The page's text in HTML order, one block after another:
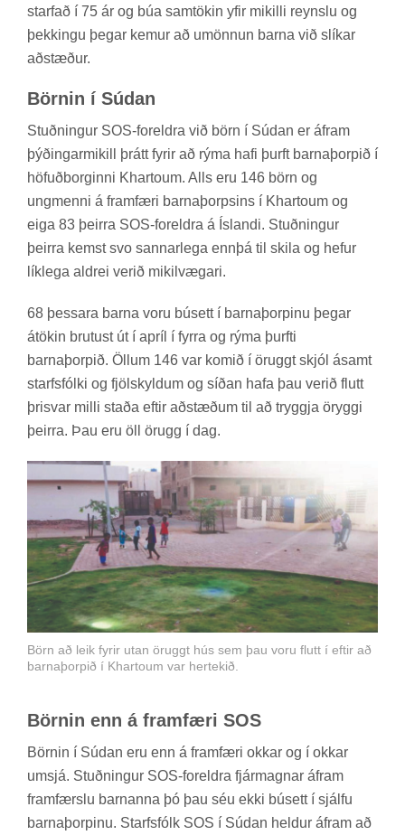
starf­að í 75 ár og búa sam­tök­in yfir mik­illi reynslu og
þekk­ingu þeg­ar kem­ur að umönn­un barna við slík­ar
að­stæð­ur.
Börn­in í Súd­an
Stuðn­ing­ur SOS-for­eldra við börn í Súd­an er áfram
þýð­ing­ar­mik­ill þrátt fyr­ir að rýma hafi þurft barna­þorp­ið í
höf­uð­borg­inni Khartoum. Alls eru 146 börn og
ung­menni á fram­færi barna­þorps­ins í Khartoum og
eiga 83 þeirra SOS-for­eldra á Ís­landi. Stuðn­ing­ur
þeirra kemst svo sann­ar­lega enn­þá til skila og hef­ur
lík­lega aldrei ver­ið mik­il­væg­ari.
68 þess­ara barna voru bú­sett í barna­þorp­inu þeg­ar
átök­in brut­ust út í apríl í fyrra og rýma þurfti
barna­þorp­ið. Öll­um 146 var kom­ið í ör­uggt skjól ásamt
starfs­fólki og fjöl­skyld­um og síð­an hafa þau ver­ið flutt
þrisvar milli staða eft­ir að­stæð­um til að tryggja ör­yggi
þeirra. Þau eru öll ör­ugg í dag.
Börn að leik fyrir utan öruggt hús sem þau voru flutt í eftir að
barnaþorpið í Khartoum var hertekið.
Börn­in enn á fram­færi SOS
Börn­in í Súd­an eru enn á fram­færi okk­ar og í okk­ar
um­sjá. Stuðn­ing­ur SOS-for­eldra fjár­magn­ar áfram
fram­færslu barn­anna þó þau séu ekki bú­sett í sjálfu
barna­þorp­inu. Starfs­fólk SOS í Súd­an held­ur áfram að